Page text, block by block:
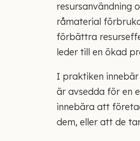
resursanvändning
råmaterial
förbättra
leder till en ökad
I praktiken
är avsedda för en
innebära att
dem, eller att de